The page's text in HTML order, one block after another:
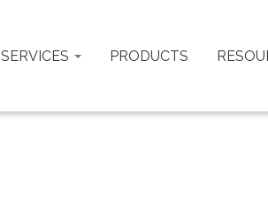
SERVICES PRODUCTS